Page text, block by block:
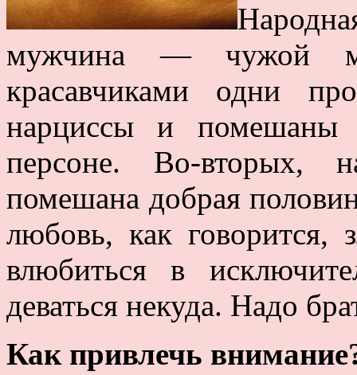
мужчина — чужой
красавчиками одни
нарциссы и помешаны
персоне. Во-вторых,
помешана добрая
любовь, как говорится,
влюбиться в
деваться некуда. Надо
Как привлечь